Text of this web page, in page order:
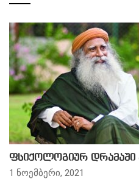
ფსიქოლოგიურ დრამაში
1 ნოემბერი, 2021